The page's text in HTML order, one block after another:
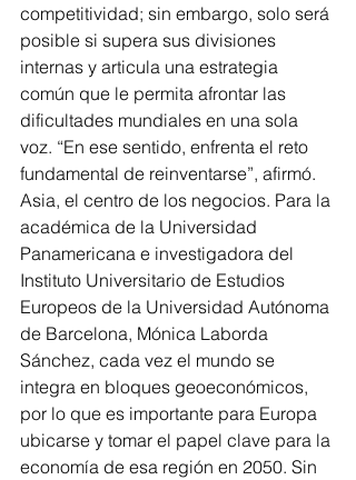
competitividad; sin embargo, solo será
posible si supera sus divisiones
internas y articula una estrategia
común que le permita afrontar las
dificultades mundiales en una sola
voz. “En ese sentido, enfrenta el reto
fundamental de reinventarse”, afirmó.
Asia, el centro de los negocios. Para la
académica de la Universidad
Panamericana e investigadora del
Instituto Universitario de Estudios
Europeos de la Universidad Autónoma
de Barcelona, Mónica Laborda
Sánchez, cada vez el mundo se
integra en bloques geoeconómicos,
por lo que es importante para Europa
ubicarse y tomar el papel clave para la
economía de esa región en 2050. Sin